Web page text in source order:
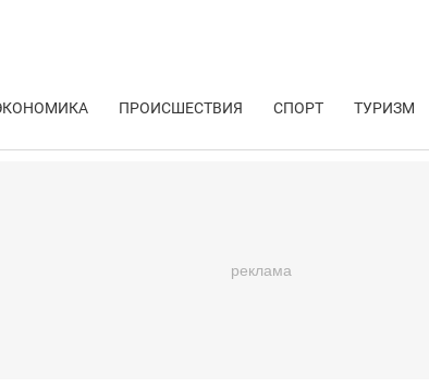
ПРОИСШЕСТВИЯ СПОРТ ТУРИЗМ